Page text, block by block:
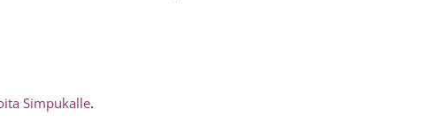
Simpukalle.